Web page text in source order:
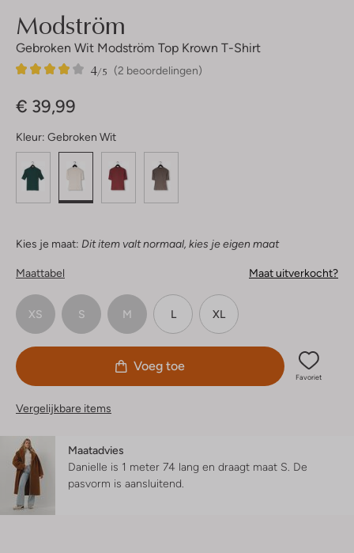
Modström
Gebroken Wit Modström Top Krown T-Shirt
(2 beoordelingen)
4/5
2
4
€ 39,99
Kleur: Gebroken Wit
Kies je maat: Dit item valt normaal, kies je eigen maat
Maattabel Maat uitverkocht?
XS S M L XL
Voeg toe
Favoriet
Vergelijkbare items
Maatadvies
Danielle is 1 meter 74 lang en draagt maat S. De
pasvorm is aansluitend